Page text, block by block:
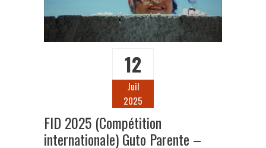
12
Juil
2025
FID 2025 (Compétition
internationale) Guto Parente –